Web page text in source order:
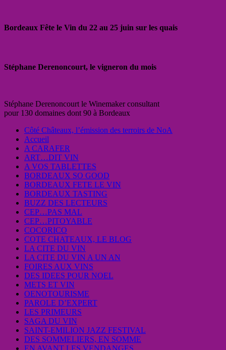
Bordeaux Fête le Vin du 22 au 25 juin sur les quais
Stéphane Derenoncourt, le vigneron du mois
Stéphane Derenoncourt le Winemaker consultant
pour 130 domaines dont 90 à Bordeaux
Côté Châteaux, l’émission des terroirs de NoA
Accueil
A CARAFER
ART…DIT VIN
A VOS TABLETTES
BORDEAUX SO GOOD
BORDEAUX FETE LE VIN
BORDEAUX TASTING
BUZZ DES LECTEURS
CEP…PAS MAL
CEP…PITOYABLE
COCORICO
COTE CHATEAUX, LE BLOG
LA CITE DU VIN
LA CITE DU VIN A UN AN
FOIRES AUX VINS
DES IDEES POUR NOEL
METS ET VIN
OENOTOURISME
PAROLE D’EXPERT
LES PRIMEURS
SAGA DU VIN
SAINT-EMILION JAZZ FESTIVAL
DES SOMMELIERS, EN SOMME